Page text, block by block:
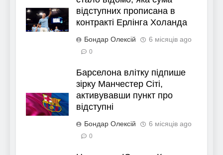
відступних прописана в
контракті Ерлінга Холанда
Бондар Олексій 6 місяців ago
0
Барселона влітку підпише
зірку Манчестер Сіті,
активувавши пункт про
відступні
Бондар Олексій 6 місяців ago
0